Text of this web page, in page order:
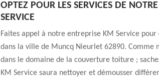
OPTEZ POUR LES SERVICES DE
SERVICE
Faites appel à notre entreprise KM Service
dans la ville de Muncq Nieurlet 62890. Comme
dans le domaine de la couverture toiture ;
KM Service saura nettoyer et démousser